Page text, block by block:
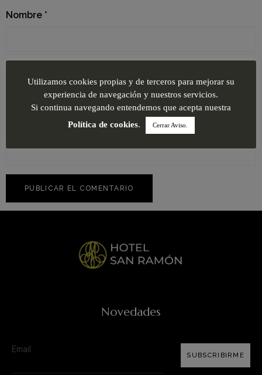
Nombre *
Novedades
SUBSCRIBIRME
Utilizamos cookies propias y de terceros para mejorar su
experiencia de navegación y nuestros servicios.
Si continua navegando entendemos que acepta nuestra
Política de cookies. Cerrar Aviso.